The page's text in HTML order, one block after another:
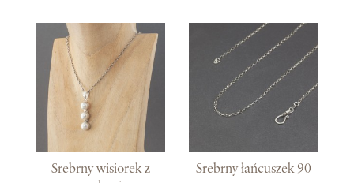
Srebrny wisiorek z
Srebrny łańcuszek 90